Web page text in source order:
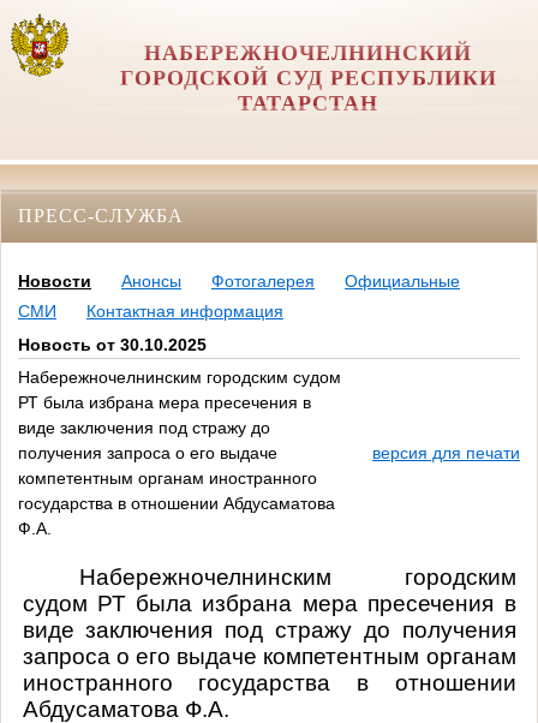
НАБЕРЕЖНОЧЕЛНИНСКИЙ
ГОРОДСКОЙ СУД РЕСПУБЛИКИ
ТАТАРСТАН
ПРЕСС-СЛУЖБА
Новости Анонсы Фотогалерея
Официальные
СМИ
Контактная информация
Новость от 30.10.2025
Набережночелнинским городским судом
РТ была избрана мера пресечения в
виде заключения под стражу до
получения запроса о его выдаче
компетентным органам иностранного
государства в отношении Абдусаматова
Ф.А.
версия для печати
Набережночелнинским городским
судом РТ была избрана мера пресечения в
виде заключения под стражу до получения
запроса о его выдаче компетентным органам
иностранного государства в отношении
Абдусаматова Ф.А.